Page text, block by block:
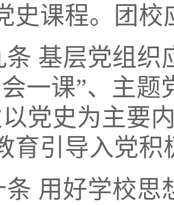
史课程。团
条 基层党组织
一课”、主
党史为主要
育引导入党
条 用好学校思